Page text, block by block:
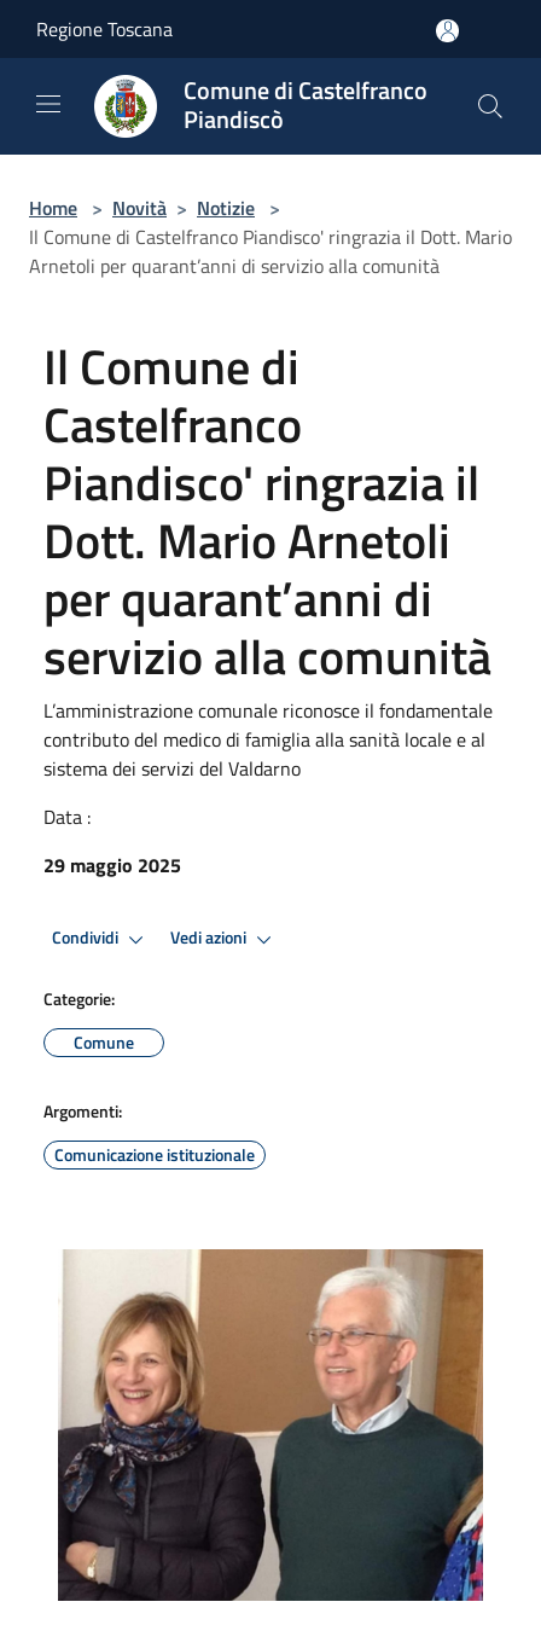
Regione Toscana
Comune di Castelfranco
Piandiscò
Home > Novità > Notizie >
Il Comune di Castelfranco Piandisco' ringrazia il Dott. Mario
Arnetoli per quarant’anni di servizio alla comunità
Il Comune di
Castelfranco
Piandisco' ringrazia il
Dott. Mario Arnetoli
per quarant’anni di
servizio alla comunità
L’amministrazione comunale riconosce il fondamentale
contributo del medico di famiglia alla sanità locale e al
sistema dei servizi del Valdarno
Data :
29 maggio 2025
Condividi Vedi azioni
Categorie:
Comune
Argomenti:
Comunicazione istituzionale